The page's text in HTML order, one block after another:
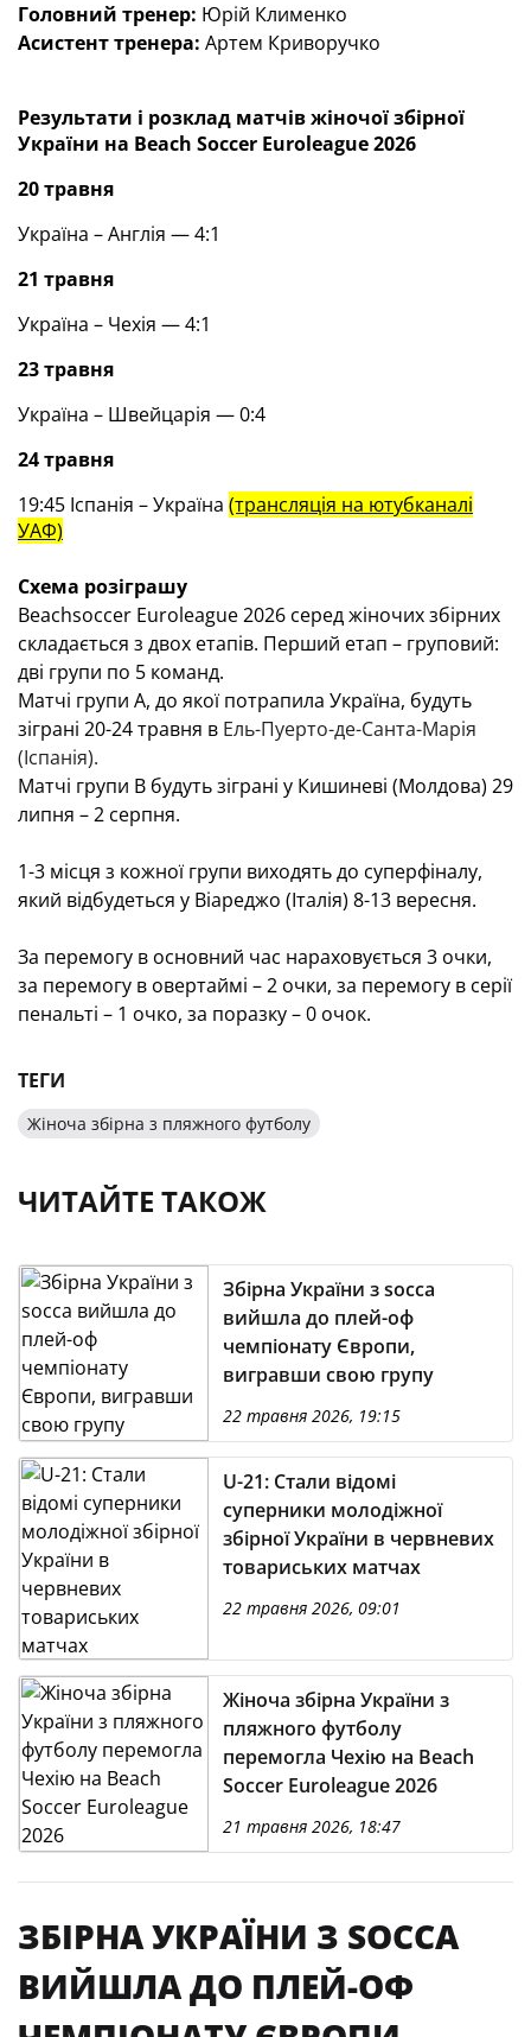
Головний тренер: Юрій Клименко
Асистент тренера: Артем Криворучко
Результати і розклад матчів жіночої збірної
України на Beach Soccer Euroleague2026
20 травня
Україна – Англія — 4:1
21 травня
Україна – Чехія — 4:1
23 травня
Україна – Швейцарія — 0:4
24 травня
19:45 Іспанія – Україна (трансляція на ютубканалі
УАФ)
Схема розіграшу
Beachsoccer Euroleague2026 серед жіночих збірних
складається з двох етапів. Перший етап – груповий:
дві групи по 5 команд.
Матчі групи А, до якої потрапила Україна, будуть
зіграні 20-24 травня в Ель-Пуерто-де-Санта-Марія
(Іспанія).
Матчі групи B будуть зіграні у Кишиневі (Молдова) 29
липня – 2 серпня.
1-3 місця з кожної групи виходять до суперфіналу,
який відбудеться у Віареджо (Італія) 8-13 вересня.
За перемогу в основний час нараховується 3 очки,
за перемогу в овертаймі – 2 очки, за перемогу в серії
пенальті – 1 очко, за поразку – 0 очок.
ТЕГИ
Жіноча збірна з пляжного футболу
ЧИТАЙТЕ ТАКОЖ
Збірна України з socca
вийшла до плей-оф
чемпіонату Європи,
вигравши свою групу
22 травня 2026, 19:15
U-21: Стали відомі
суперники молодіжної
збірної України в червневих
товариських матчах
22 травня 2026, 09:01
Жіноча збірна України з
пляжного футболу
перемогла Чехію на Beach
Soccer Euroleague 2026
21 травня 2026, 18:47
ЗБІРНА УКРАЇНИ З SOCCA
ВИЙШЛА ДО ПЛЕЙ-ОФ